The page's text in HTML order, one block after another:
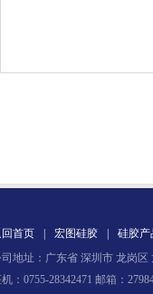
高效过滤器液槽胶
首页 宏图硅胶 硅胶产
地址：广东省 深圳市 龙岗区
：0755-28342471 邮箱：